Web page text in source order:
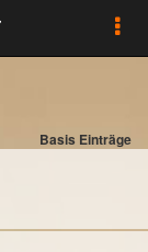
Basis Einträge